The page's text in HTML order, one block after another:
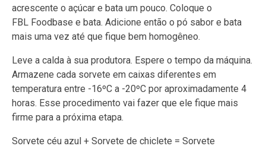
acrescente o açúcar e bata um pouco. Coloque o
FBL Foodbase e bata. Adicione então o pó sabor e bata
mais uma vez até que fique bem homogêneo.
Leve a calda à sua produtora. Espere o tempo da máquina.
Armazene cada sorvete em caixas diferentes em
temperatura entre -16ºC a -20ºC por aproximadamente 4
horas. Esse procedimento vai fazer que ele fique mais
firme para a próxima etapa.
Sorvete céu azul + Sorvete de chiclete = Sorvete